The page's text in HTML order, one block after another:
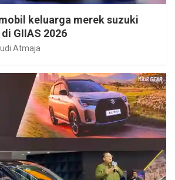
keluarga merek suzuki
GIIAS 2026
Atmaja